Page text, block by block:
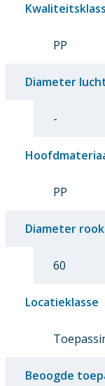
PP
Diameter
-
PP
Diameter
60
Locatieklasse
Beoogde